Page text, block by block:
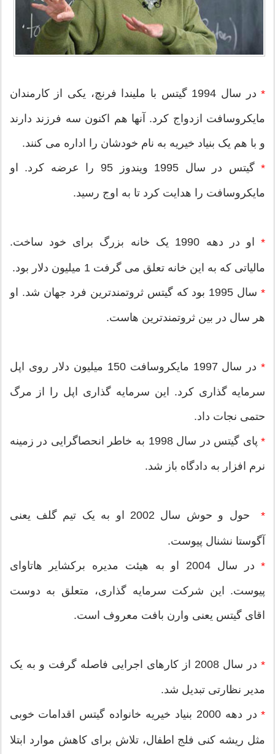
* در سال 1994 گیتس با ملیندا فرنچ، یکی از کارمندان
مایکروسافت ازدواج کرد. آنها هم اکنون سه فرزند دارند
و با هم یک بنیاد خیریه به نام خودشان را اداره می کنند.
* گیتس در سال 1995 ویندوز 95 را عرضه کرد. او
مایکروسافت را هدایت کرد تا به اوج رسید.
* او در دهه 1990 یک خانه بزرگ برای خود ساخت.
مالیاتی که به این خانه تعلق می گرفت 1 میلیون دلار بود.
* سال 1995 بود که گیتس ثروتمندترین فرد جهان شد. او
هر سال در بین ثروتمندترین هاست.
* در سال 1997 مایکروسافت 150 میلیون دلار روی اپل
سرمایه گذاری کرد. این سرمایه گذاری اپل را از مرگ
حتمی نجات داد.
* پای گیتس در سال 1998 به خاطر انحصاگرایی در زمینه
نرم افزار به دادگاه باز شد.
* حول و حوش سال 2002 او به یک تیم گلف یعنی
آگوستا نشنال پیوست.
* در سال 2004 او به هیئت مدیره برکشایر هاتاوای
پیوست. این شرکت سرمایه گذاری، متعلق به دوست
اقای گیتس یعنی وارن بافت معروف است.
* در سال 2008 از کارهای اجرایی فاصله گرفت و به یک
مدیر نظارتی تبدیل شد.
* در دهه 2000 بنیاد خیریه خانواده گیتس اقدامات خوبی
مثل ریشه کنی فلج اطفال، تلاش برای کاهش موارد ابتلا